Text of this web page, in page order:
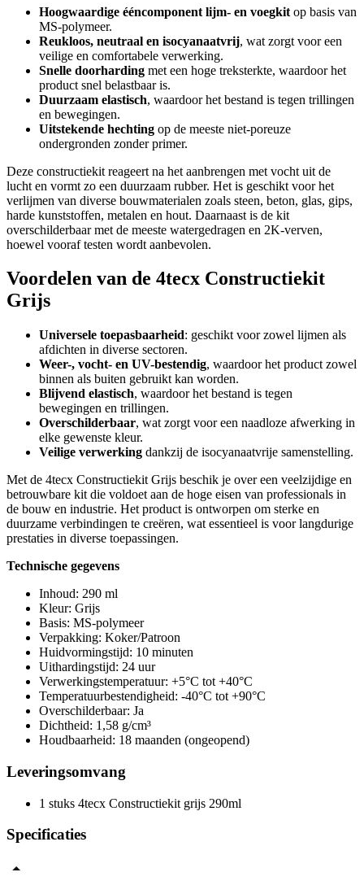
Hoogwaardige ééncomponent lijm- en voegkit op basis van
MS-polymeer.
Reukloos, neutraal en isocyanaatvrij, wat zorgt voor een
veilige en comfortabele verwerking.
Snelle doorharding met een hoge treksterkte, waardoor het
product snel belastbaar is.
Duurzaam elastisch, waardoor het bestand is tegen trillingen
en bewegingen.
Uitstekende hechting op de meeste niet-poreuze
ondergronden zonder primer.
Deze constructiekit reageert na het aanbrengen met vocht uit de
lucht en vormt zo een duurzaam rubber. Het is geschikt voor het
verlijmen van diverse bouwmaterialen zoals steen, beton, glas, gips,
harde kunststoffen, metalen en hout. Daarnaast is de kit
overschilderbaar met de meeste watergedragen en 2K-verven,
hoewel vooraf testen wordt aanbevolen.
Voordelen van de 4tecx Constructiekit
Grijs
Universele toepasbaarheid: geschikt voor zowel lijmen als
afdichten in diverse sectoren.
Weer-, vocht- en UV-bestendig, waardoor het product zowel
binnen als buiten gebruikt kan worden.
Blijvend elastisch, waardoor het bestand is tegen
bewegingen en trillingen.
Overschilderbaar, wat zorgt voor een naadloze afwerking in
elke gewenste kleur.
Veilige verwerking dankzij de isocyanaatvrije samenstelling.
Met de 4tecx Constructiekit Grijs beschik je over een veelzijdige en
betrouwbare kit die voldoet aan de hoge eisen van professionals in
de bouw en industrie. Het product is ontworpen om sterke en
duurzame verbindingen te creëren, wat essentieel is voor langdurige
prestaties in diverse toepassingen.
Technische gegevens
Inhoud: 290 ml
Kleur: Grijs
Basis: MS-polymeer
Verpakking: Koker/Patroon
Huidvormingstijd: 10 minuten
Uithardingstijd: 24 uur
Verwerkingstemperatuur: +5°C tot +40°C
Temperatuurbestendigheid: -40°C tot +90°C
Overschilderbaar: Ja
Dichtheid: 1,58 g/cm³
Houdbaarheid: 18 maanden (ongeopend)
Leveringsomvang
1 stuks 4tecx Constructiekit grijs 290ml
Specificaties